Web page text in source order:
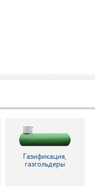
Газификация,
газгольдеры